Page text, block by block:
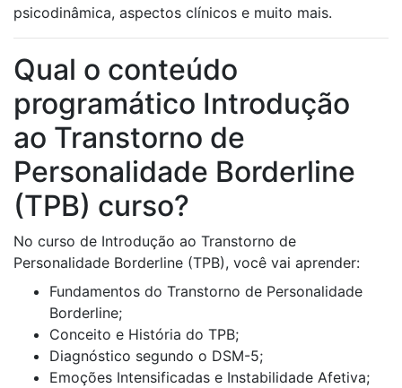
psicodinâmica, aspectos clínicos e muito mais.
Qual o conteúdo
programático Introdução
ao Transtorno de
Personalidade Borderline
(TPB) curso?
No curso de Introdução ao Transtorno de
Personalidade Borderline (TPB), você vai aprender:
Fundamentos do Transtorno de Personalidade
Borderline;
Conceito e História do TPB;
Diagnóstico segundo o DSM-5;
Emoções Intensificadas e Instabilidade Afetiva;